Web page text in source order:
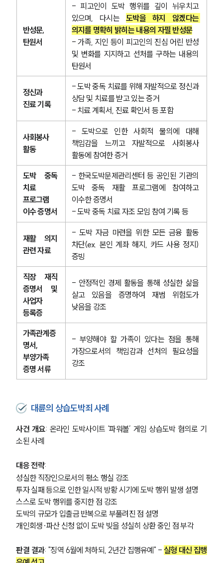
그룹소개
대륜의 강점
오시는 길
글로벌 파트너 로펌
고객의 소리
AI대륜
반성문,
탄원서
- 피고인이 도박 행위를 깊이 뉘우치고
있으며, 다시는 도박을 하지 않겠다는
의지를 명확히 밝히는 내용의 자필 반성문
- 가족, 지인 등이 피고인의 진심 어린 반성
및 변화를 지지하고 선처를 구하는 내용의
탄원서
정신과
진료 기록
- 도박 중독 치료를 위해 자발적으로 정신과
상담 및 치료를 받고 있는 증거
- 치료 계획서, 진료 확인서 등 포함
사회봉사
활동
- 도박으로 인한 사회적 물의에 대해
책임감을 느끼고 자발적으로 사회봉사
활동에 참여한 증거
도박 중독
치료
프로그램
이수 증명서
- 한국도박문제관리센터 등 공인된 기관의
도박 중독 재활 프로그램에 참여하고
이수한 증명서
- 도박 중독 치료 자조 모임 참여 기록 등
재활 의지
관련 자료
- 도박 자금 마련을 위한 모든 금융 활동
차단(ex. 본인 계좌 해지, 카드 사용 정지)
증빙
직장 재직
증명서 및
사업자
등록증
- 안정적인 경제 활동을 통해 성실한 삶을
살고 있음을 증명하여 재범 위험도가
낮음을 강조
가족관계증
명서,
부양가족
증명 서류
- 부양해야 할 가족이 있다는 점을 통해
가장으로서의 책임감과 선처의 필요성을
강조
대륜의 상습도박죄 사례
사건 개요: 온라인 도박사이트 ‘파워볼’ 게임 상습도박 혐의로 기
소된 사례
대응 전략:
성실한 직장인으로서의 평소 행실 강조
투자 실패 등으로 인한 일시적 방황 시기에 도박 행위 발생 설명
스스로 도박 행위를 중지한 점 강조
도박의 규모가 입출금 반복으로 부풀려진 점 설명
개인회생·파산 신청 없이 도박 빚을 성실히 상환 중인 점 부각
판결 결과: "징역 6월에 처하되, 2년간 집행유예" - 실형 대신 집행